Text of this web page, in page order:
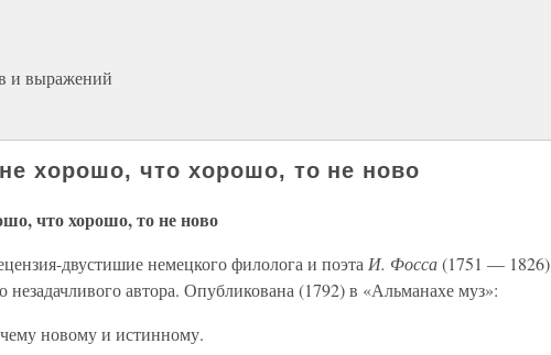
и выражений
хорошо, что хорошо, то не ново
что хорошо, то не ново
двустишие немецкого филолога и поэта И. Фосса(1751 — 1826)
незадачливого автора. Опубликована (1792) в «Альманахе муз»:
новому и истинному.